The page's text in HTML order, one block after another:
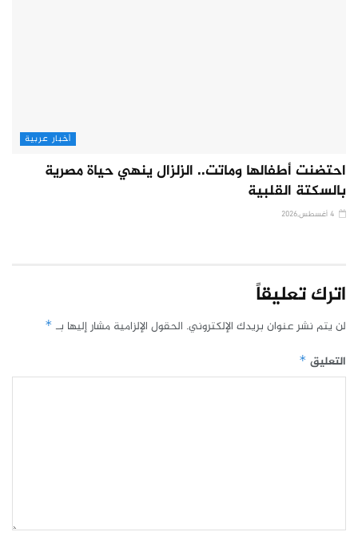
أخبار عربية
احتضنت أطفالها وماتت.. الزلزال ينهي حياة مصرية
بالسكتة القلبية
اترك تعليقاً
لن يتم نشر عنوان بريدك الإلكتروني. الحقول الإلزامية مشار إليها بـ *
التعليق *